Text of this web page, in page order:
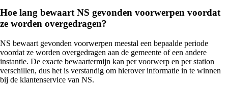
Hoe lang bewaart NS gevonden voorwerpen voordat
ze worden overgedragen?
NS bewaart gevonden voorwerpen meestal een bepaalde periode
voordat ze worden overgedragen aan de gemeente of een andere
instantie. De exacte bewaartermijn kan per voorwerp en per station
verschillen, dus het is verstandig om hierover informatie in te winnen
bij de klantenservice van NS.